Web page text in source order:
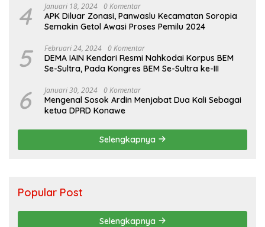
4 Januari 18, 2024 0 Komentar
APK Diluar Zonasi, Panwaslu Kecamatan Soropia
Semakin Getol Awasi Proses Pemilu 2024
5 Februari 24, 2024 0 Komentar
DEMA IAIN Kendari Resmi Nahkodai Korpus BEM
Se-Sultra, Pada Kongres BEM Se-Sultra ke-III
6 Januari 30, 2024 0 Komentar
Mengenal Sosok Ardin Menjabat Dua Kali Sebagai
ketua DPRD Konawe
Selengkapnya
Popular Post
Selengkapnya